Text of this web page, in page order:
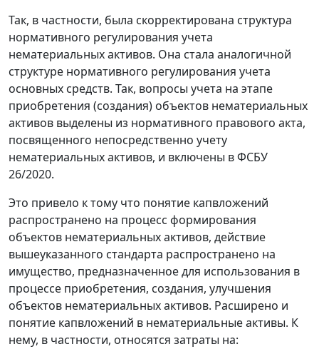
Так, в частности, была скорректирована структура
нормативного регулирования учета
нематериальных активов. Она стала аналогичной
структуре нормативного регулирования учета
основных средств. Так, вопросы учета на этапе
приобретения (создания) объектов нематериальных
активов выделены из нормативного правового акта,
посвященного непосредственно учету
нематериальных активов, и включены в ФСБУ
26/2020.
Это привело к тому что понятие капвложений
распространено на процесс формирования
объектов нематериальных активов, действие
вышеуказанного стандарта распространено на
имущество, предназначенное для использования в
процессе приобретения, создания, улучшения
объектов нематериальных активов. Расширено и
понятие капвложений в нематериальные активы. К
нему, в частности, относятся затраты на: